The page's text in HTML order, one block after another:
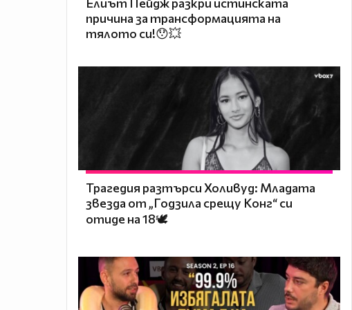
Елиът Пейдж разкри истинската
причина за трансформацията на
тялото си!😯💥
Трагедия разтърси Холивуд: Младата
звезда от „Годзила срещу Конг“ си
отиде на 18🕊️